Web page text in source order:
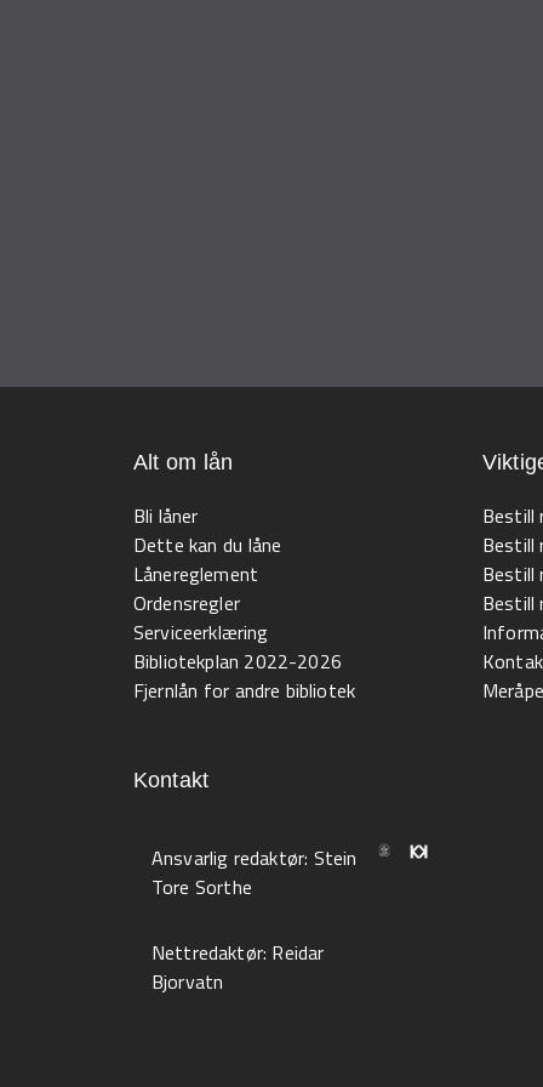
Alt om lån
Bli låner
Dette kan du låne
Lånereglement
Ordensregler
Serviceerklæring
Bibliotekplan 2022-2026
Fjernlån for andre bibliotek
Bestill
Bestill
Bestill
Bestill
Kontakt
Ansvarlig redaktør: Stein
Tore Sorthe
Nettredaktør: Reidar
Bjorvatn